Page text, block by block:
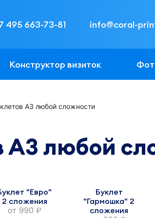
495 663-73-81 info@coral-
Конструктор визиток
А3 любой сложности
А3 любой
"Евро"
2 сложения
от 990 руб.
Буклет
"Гармошка" 2
сложения